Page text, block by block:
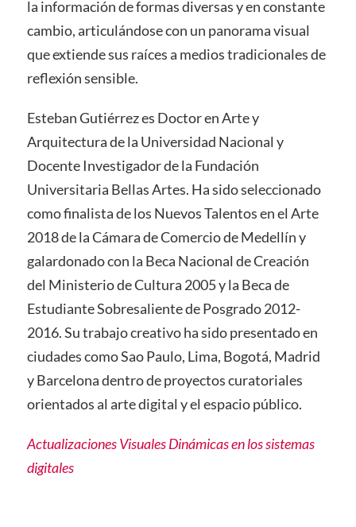
la información de formas diversas y en constante
cambio, articulándose con un panorama visual
que extiende sus raíces a medios tradicionales de
reflexión sensible.
Esteban Gutiérrez es Doctor en Arte y
Arquitectura de la Universidad Nacional y
Docente Investigador de la Fundación
Universitaria Bellas Artes. Ha sido seleccionado
como finalista de los Nuevos Talentos en el Arte
2018 de la Cámara de Comercio de Medellín y
galardonado con la Beca Nacional de Creación
del Ministerio de Cultura 2005 y la Beca de
Estudiante Sobresaliente de Posgrado 2012-
2016. Su trabajo creativo ha sido presentado en
ciudades como Sao Paulo, Lima, Bogotá, Madrid
y Barcelona dentro de proyectos curatoriales
orientados al arte digital y el espacio público.
Actualizaciones Visuales Dinámicas en los sistemas
digitales